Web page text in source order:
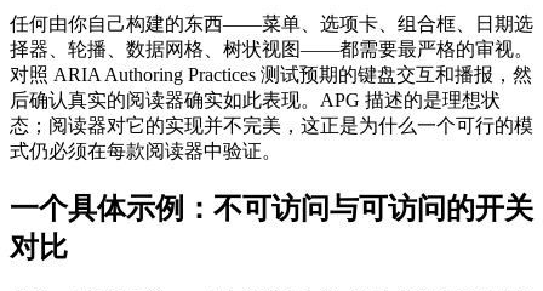
任何由你自己构建的东西——菜单、选项卡、组合框、日期选
择器、轮播、数据网格、树状视图——都需要最严格的审视。
对照 ARIA Authoring Practices 测试预期的键盘交互和播报，然
后确认真实的阅读器确实如此表现。APG 描述的是理想状
态；阅读器对它的实现并不完美，这正是为什么一个可行的模
式仍必须在每款阅读器中验证。
一个具体示例：不可访问与可访问的开关
对比